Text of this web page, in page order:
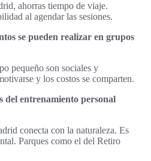
ahorras tiempo de viaje.
al agendar las sesiones.
se pueden realizar en grupos
pequeño son sociales y
y los costos se comparten.
del entrenamiento personal
conecta con la naturaleza. Es
Parques como el del Retiro